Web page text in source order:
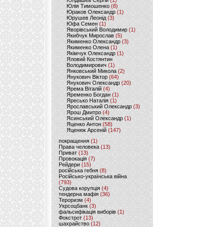
Юлія Тимошенко (8)
Юраков Олександр (1)
Юрушев Леонід (3)
Юфа Семен (1)
Яворівський Володимир (1)
Якибчук Мирослав (5)
Якименко Олександр (3)
Якименко Олена(1)
Якімчук Олександр (1)
Яловий Костянтин
Володимирович (1)
Янковський Микола(2)
Янукович Віктор (64)
Янукович Олександр(20)
Ярема Віталій(4)
Яременко Богдан(1)
Яресько Наталія(1)
Ярославський Олександр (3)
Ярош Дмитро (4)
Ясинський Олександр (1)
Яценко Антон(58)
Яценюк Арсеній (147)
покращення (1)
Права человека(13)
Приват (13)
Провокація (7)
Рейдери (15)
російська гебня (8)
Російсько-українська війна
(793)
Судова корупція (4)
тендерна мафія (36)
Тероризм (4)
Укрсоцбанк (3)
фальсифікація виборів (1)
Фокстрот(13)
шахрайство (12)